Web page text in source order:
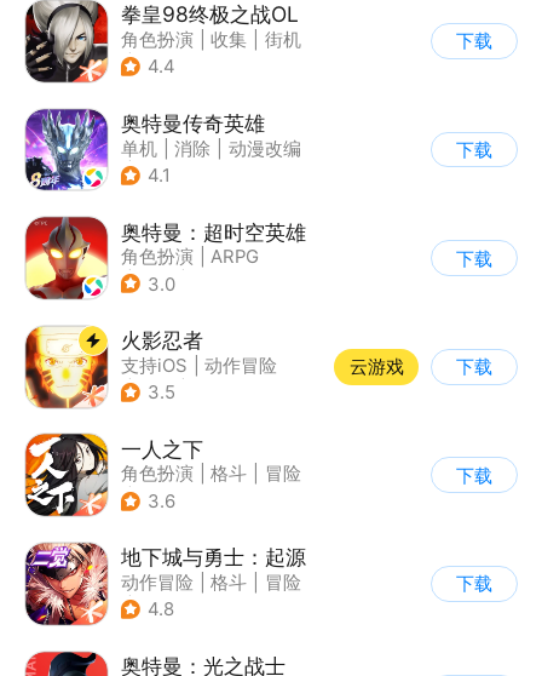
拳皇98终极之战OL
角色扮演 收集
街机
| 拳皇
4.4
下载
奥特曼传奇英雄
单机 消除
动漫改编
| 奥特曼
4.1
下载
奥特曼：超时空英雄
角色扮演
ARPG
| 奇幻
3.0
下载
火影忍者
支持iOS
动作冒险
| 格斗
3.5
云游戏 下载
一人之下
角色扮演 格斗
冒险
| 一人之下
3.6
下载
地下城与勇士：起源
动作冒险 格斗
冒险
| 地下城与勇士
4.8
下载
奥特曼：光之战士